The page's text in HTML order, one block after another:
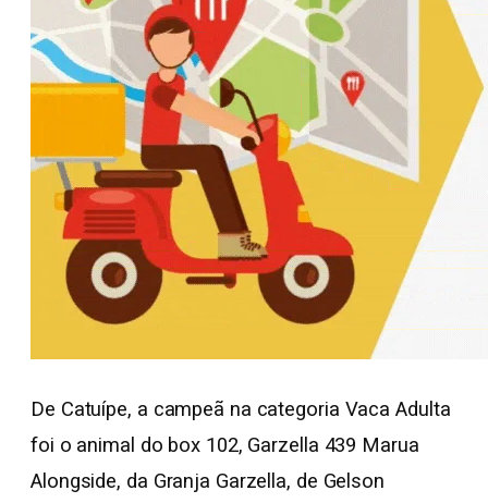
De Catuípe, a campeã na categoria Vaca Adulta
foi o animal do box 102, Garzella 439 Marua
Alongside, da Granja Garzella, de Gelson